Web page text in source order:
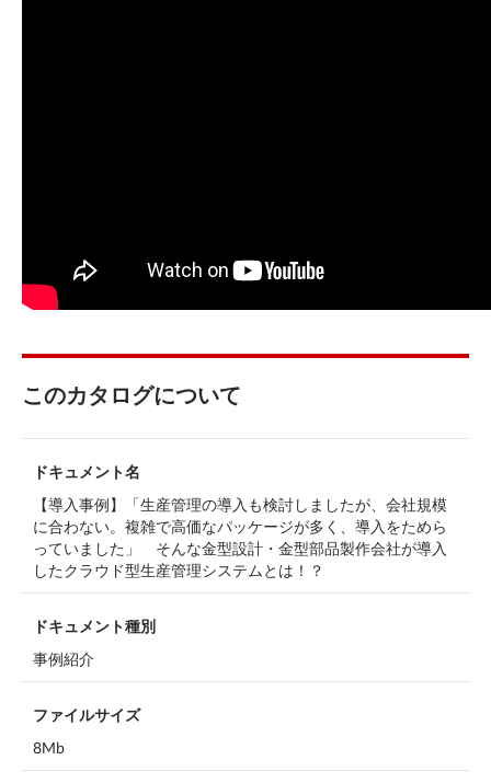
このカタログについて
ドキュメント名
【導入事例】「生産管理の導入も検討しましたが、会社規模
に合わない。複雑で高価なパッケージが多く、導入をためら
っていました」 そんな金型設計・金型部品製作会社が導入
したクラウド型生産管理システムとは！？
ドキュメント種別
事例紹介
ファイルサイズ
8Mb